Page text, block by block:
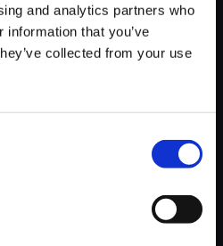
and analytics partners who
that you’ve
collected from your use
曲】逆転検事2 オリジナ
サウンドトラック 『大いな
転』